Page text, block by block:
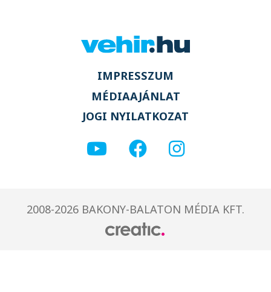
IMPRESSZUM
MÉDIAAJÁNLAT
JOGI NYILATKOZAT
2008-2026 BAKONY-BALATON MÉDIA KFT.